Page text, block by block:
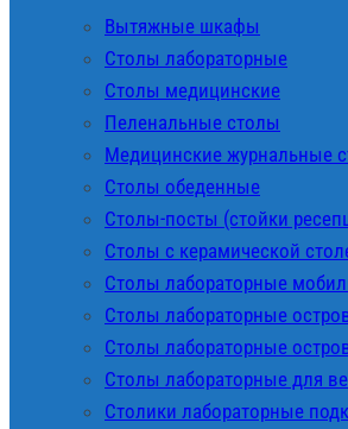
Вытяжные шкафы
Столы лабораторные
Столы медицинские
Пеленальные столы
Медицинские журнальные
Столы обеденные
Столы-посты (стойки
Столы с керамической
Столы лабораторные
Столы лабораторные
Столы лабораторные
Столы лабораторные для
Столики лабораторные